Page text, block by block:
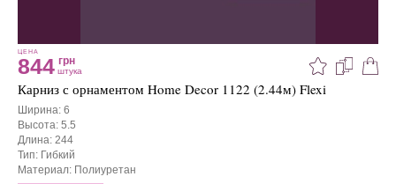
ЦЕНА
844 грн
штука
Карниз с орнаментом Home Decor 1122 (2.44м) Flexi
Ширина: 6
Высота: 5.5
Длина: 244
Тип: Гибкий
Материал: Полиуретан